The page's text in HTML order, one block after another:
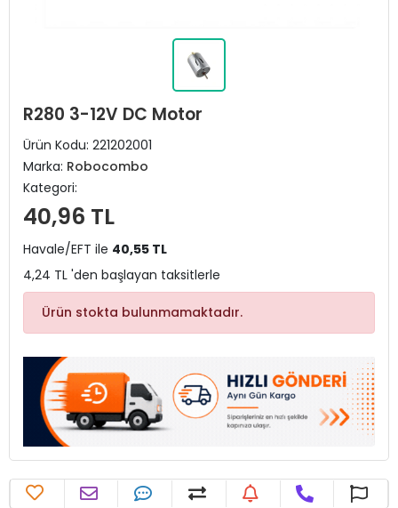
R280 3-12V DC Motor
Ürün Kodu: 221202001
Marka: Robocombo
Kategori:
40,96 TL
Havale/EFT ile 40,55 TL
4,24 TL 'den başlayan taksitlerle
Ürün stokta bulunmamaktadır.